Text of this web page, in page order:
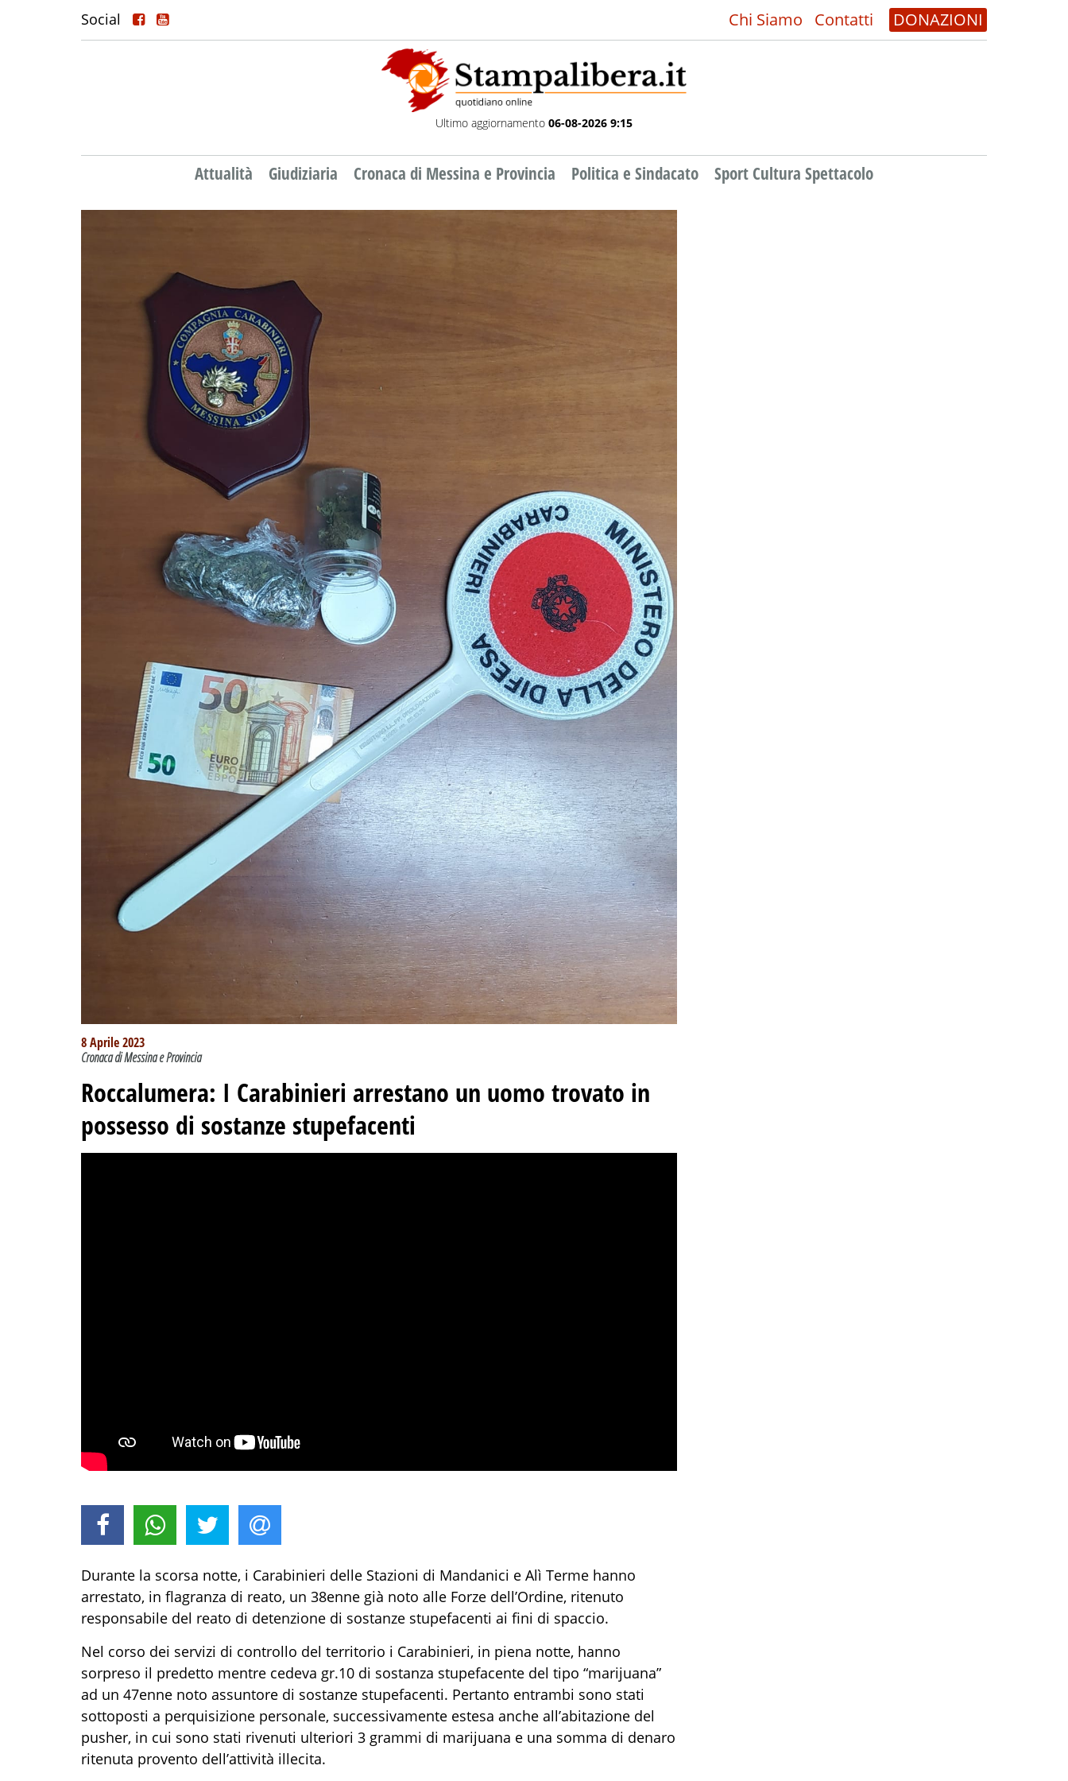
Social Chi Siamo Contatti DONAZIONI
Ultimo aggiornamento 06-08-2026 9:15
Attualità Giudiziaria Cronaca di Messina e Provincia Politica e Sindacato Sport Cultura Spettacolo
8 Aprile 2023
Cronaca di Messina e Provincia
Roccalumera: I Carabinieri arrestano un uomo trovato in
possesso di sostanze stupefacenti
Durante la scorsa notte, i Carabinieri delle Stazioni di Mandanici e Alì Terme hanno
arrestato, in flagranza di reato, un 38enne già noto alle Forze dell’Ordine, ritenuto
responsabile del reato di detenzione di sostanze stupefacenti ai fini di spaccio.
Nel corso dei servizi di controllo del territorio i Carabinieri, in piena notte, hanno
sorpreso il predetto mentre cedeva gr.10 di sostanza stupefacente del tipo “marijuana”
ad un 47enne noto assuntore di sostanze stupefacenti. Pertanto entrambi sono stati
sottoposti a perquisizione personale, successivamente estesa anche all’abitazione del
pusher, in cui sono stati rivenuti ulteriori 3 grammi di marijuana e una somma di denaro
ritenuta provento dell’attività illecita.